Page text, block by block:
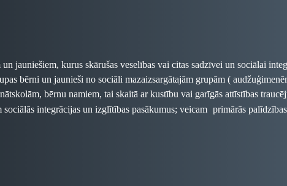
jauniešiem, kurus skārušas veselības vai citas sadzīvei un sociālai
bērni un jaunieši no sociāli mazaizsargātajām grupām (
bērnu namiem, tai skaitā ar kustību vai garīgās attīstības
sociālās integrācijas un izglītības pasākumus; veicam primārās